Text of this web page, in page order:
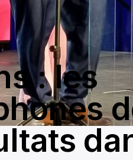
: les